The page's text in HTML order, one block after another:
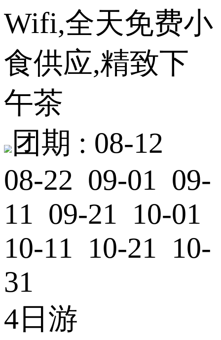
Wifi,全天免费小
食供应,精致下
午茶
团期 : 08-12
08-22 09-01 09-
11 09-21 10-01
10-11 10-21 10-
31
4日游